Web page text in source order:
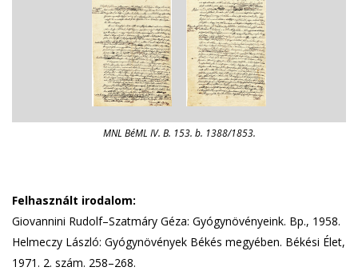
MNL BéML IV. B. 153. b. 1388/1853.
Felhasznált irodalom:
Giovannini Rudolf–Szatmáry Géza: Gyógynövényeink. Bp., 1958.
Helmeczy László: Gyógynövények Békés megyében. Békési Élet,
1971. 2. szám. 258–268.